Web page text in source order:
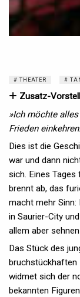
THEATER
Zusatz-
»Ich möchte
Frieden
Dies ist die
war und dann
sich. Eines Tages
brennt ab, das
macht mehr Sinn:
in Saurier-City
allem aber
Das Stück des
bruchstückhaften
widmet sich der
bekannten